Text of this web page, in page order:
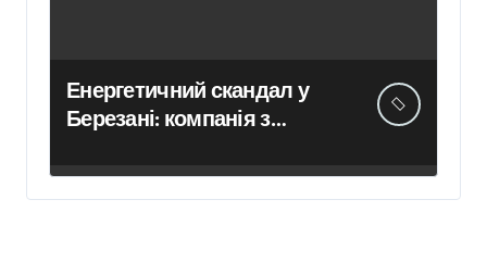
Енергетичний скандал у
Березані: компанія з
продає світло втричі
дорожче